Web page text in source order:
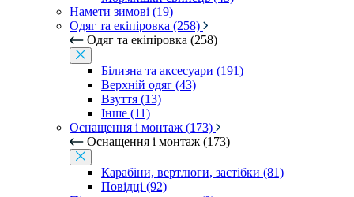
Намети зимові (19)
Одяг та екіпіровка (258)
Одяг та екіпіровка (258)
Білизна та аксесуари (191)
Верхній одяг (43)
Взуття (13)
Інше (11)
Оснащення і монтаж (173)
Оснащення і монтаж (173)
Карабіни, вертлюги, застібки (81)
Повідці (92)